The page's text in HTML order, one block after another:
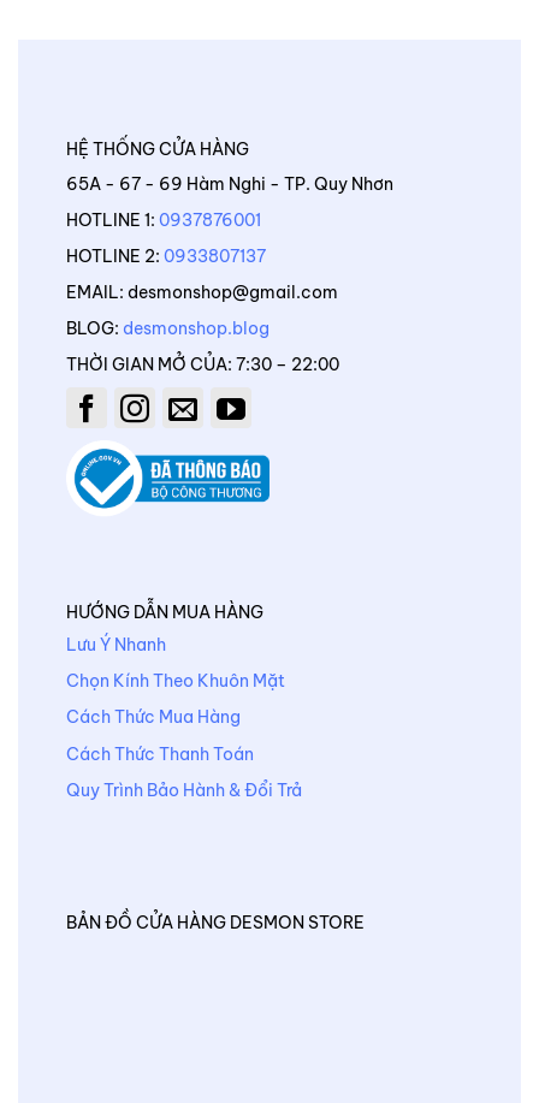
HỆ THỐNG CỬA HÀNG
65A - 67 - 69 Hàm Nghi - TP. Quy Nhơn
HOTLINE 1: 0937876001
HOTLINE 2: 0933807137
EMAIL: desmonshop@gmail.com
BLOG: desmonshop.blog
THỜI GIAN MỞ CỦA: 7:30 – 22:00
HƯỚNG DẪN MUA HÀNG
Lưu Ý Nhanh
Chọn Kính Theo Khuôn Mặt
Cách Thức Mua Hàng
Cách Thức Thanh Toán
Quy Trình Bảo Hành & Đổi Trả
BẢN ĐỒ CỬA HÀNG DESMON STORE